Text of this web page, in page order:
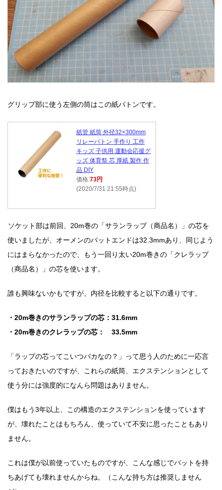
グリップ部に使う左側の筒はこの紙バトンです。
紙管 紙筒 外径32×300mm
リレーバトン 手作り 工作
キッズ 子供用 運動会応援グ
ッズ 体育祭 芯 厚紙 製作 作
品 DIY
価格:73円
(2020/7/31 21:55時点)
ソケット部は前回、20m巻の「サランラップ（商品名）」の芯を
使いましたが、オーメンのバットエンドは32.3mmあり、同じよう
にはまらなかったので、もう一回り太い20m巻きの「クレラップ
（商品名）」の芯を使います。
誰も興味ないかもですが、内径を比較すると以下の通りです。
・20m巻きのサランラップの芯：31.6mm
・20m巻きのクレラップの芯： 33.5mm
「ラップの芯ってこいつバカなの？」って思う人のために一応言
っておきたいのですが、これらの紙筒、エクステンションとして
使う分には強度的になんら問題はありません。
僕はもう3年以上、この構造のエクステンションを使っています
が、壊れたことはもちろん、使っていて不安に思ったこともあり
ません。
これは僕が以前使っていたものですが、こんな感じでバットを持
ちあげても壊れませんからね。（こんな持ち方は推奨しません